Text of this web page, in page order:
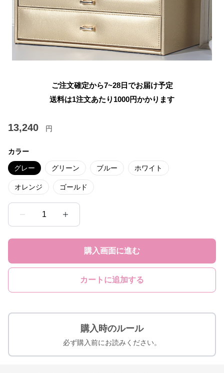
ご注文確定から7~28日でお届け予定
送料は1注文あたり 1000円かかります
13,240 円
カラー
グレー グリーン ブルー ホワイト
オレンジ ゴールド
1
購入画面に進む
カートに追加する
購入時のルール
必ず購入前にお読みください。